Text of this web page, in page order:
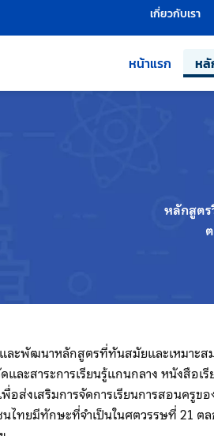
เกี่ยวกับเรา
หน้าแรก หลั
หลักสูต
ละพัฒนาหลักสูตรที่ทันสมัยและเหมาะ
และสาระการเรียนรู้แกนกลาง หนังสือเ
พื่อส่งเสริมการจัดการเรียนการสอนครูข
นไทยมีทักษะที่จำเป็นในศตวรรษที่ 21 ต